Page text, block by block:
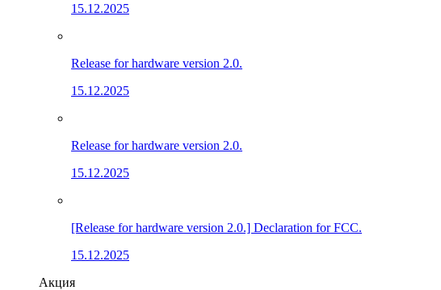
15.12.2025
Release for hardware version 2.0.
15.12.2025
Release for hardware version 2.0.
15.12.2025
[Release for hardware version 2.0.] Declaration for FCC.
15.12.2025
Акция